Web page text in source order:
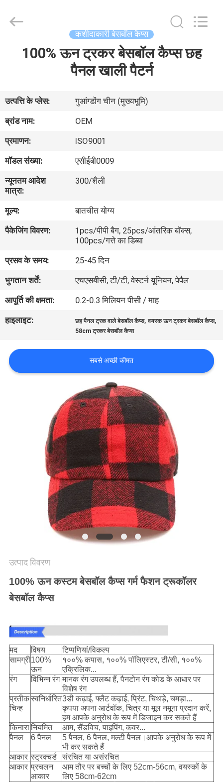
हमारे
बारे
कारखाना
गुणवत्ता
नियंत्रण
संपर्क
करें
मामलों
PRIVACY
POLICY
Manufacturing
कशीदाकारी बेसबॉल कैप्स
100% ऊन ट्रकर बेसबॉल कैप्स छह
पैनल खाली पैटर्न
उत्पत्ति के प्लेस:
गुआंग्डोंग चीन (मुख्यभूमि)
ब्रांड नाम:
OEM
प्रमाणन:
ISO9001
मॉडल संख्या:
एसीईबी0009
न्यूनतम आदेश
मात्रा:
300/शैली
मूल्य:
बातचीत योग्य
पैकेजिंग विवरण:
1pcs/पीपी बैग, 25pcs/आंतरिक बॉक्स,
100pcs/गत्ते का डिब्बा
प्रसव के समय:
25-45 दिन
भुगतान शर्तें:
एचएसबीसी, टी/टी, वेस्टर्न यूनियन, पेपैल
आपूर्ति की क्षमता:
0.2-0.3 मिलियन पीसी / माह
हाइलाइट:
छह पैनल ट्रक वाले बेसबॉल कैप्स,वयस्क ऊन ट्रकर बेसबॉल कैप्स,
58cm ट्रकर बेसबॉल कैप्स
सबसे अच्छी कीमत
उत्पाद विवरण
100% ऊन कस्टम बेसबॉल कैप्स गर्म फैशन ट्रूकॉलर
बेसबॉल कैप्स
मद विषय
टिप्पणियां/विकल्प
सामग्री100%
ऊन
१००% कपास, १००% पॉलिएस्टर, टी/सी, १००%
एक्रिलिक...
रंग
विभिन्न रंग मानक रंग उपलब्ध हैं, पैनटोन रंग कोड के आधार पर
विशेष रंग
प्रतीक
चिन्ह
स्वनिर्धारित3डी कढ़ाई, फ्लैट कढ़ाई, प्रिंट, चिथड़े, चमड़ा...
कृपया अपना आर्टवॉक, चित्र या मूल नमूना प्रदान करें,
हम आपके अनुरोध के रूप में डिजाइन कर सकते हैं
किनारानियमित
आम, सैंडविच, पाइपिंग, कवर...
पैनल
6 पैनल
5 पैनल, 6 पैनल, मल्टी पैनल।आपके अनुरोध के रूप में
भी कर सकते हैं
आकार स्ट्रक्चर्ड
संरचित या असंरचित
आकार प्रचलन
आकार
आम तौर पर बच्चों के लिए 52cm-56cm, वयस्कों के
लिए 58cm-62cm